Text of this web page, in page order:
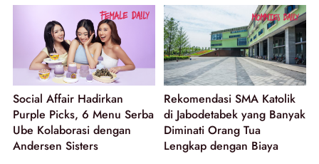
Social Affair Hadirkan
Purple Picks, 6 Menu Serba
Ube Kolaborasi dengan
Andersen Sisters
Rekomendasi SMA Katolik
di Jabodetabek yang Banyak
Diminati Orang Tua
Lengkap dengan Biaya